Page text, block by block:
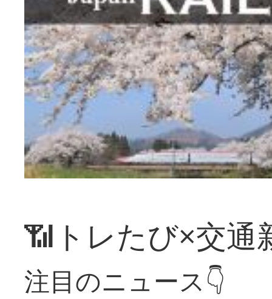
📶トレたび×交通
注目のニュース👇